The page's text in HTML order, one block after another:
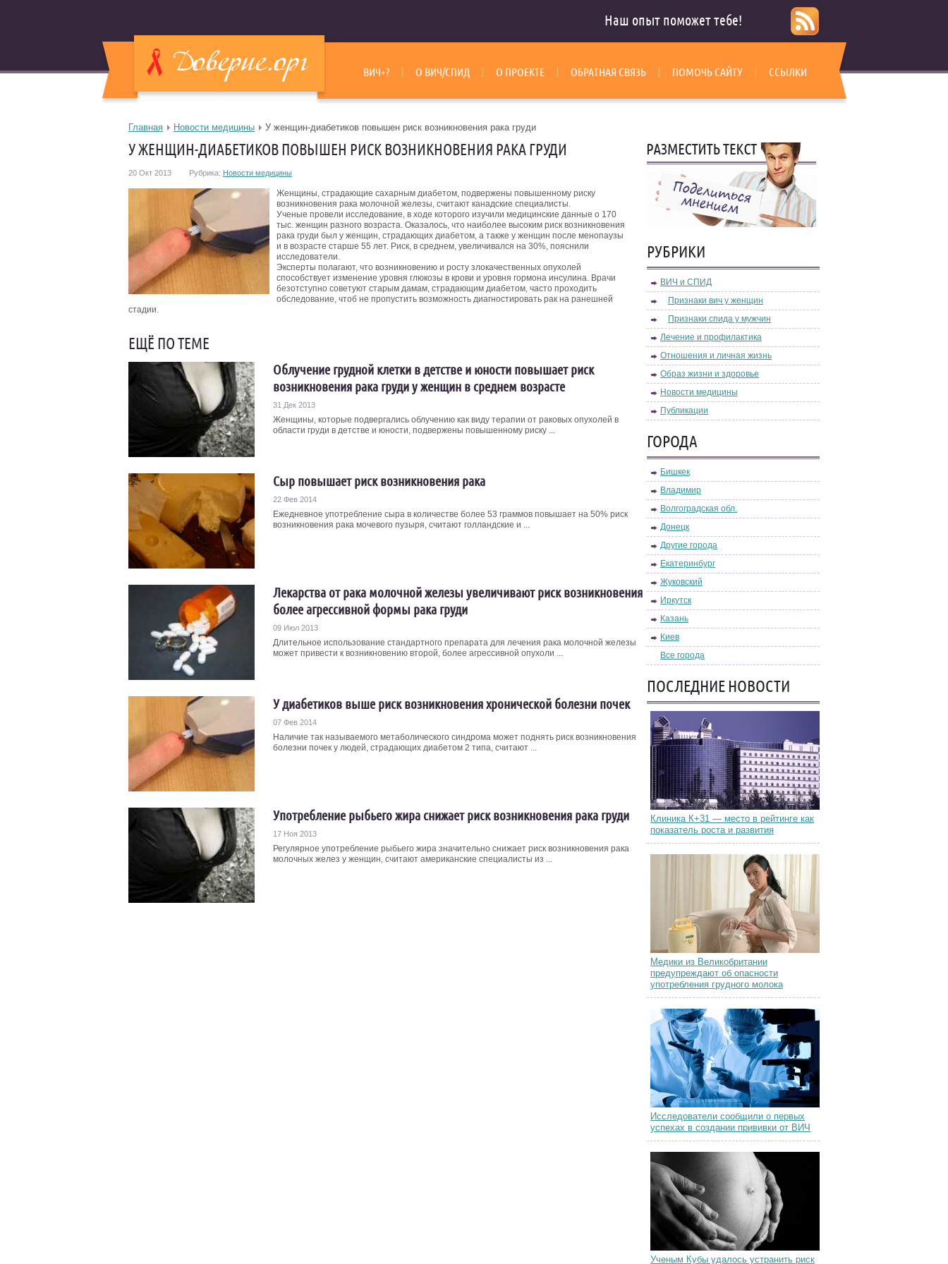
Наш опыт поможет тебе!
ВИЧ+? О ВИЧ/СПИД О ПРОЕКТЕ ОБРАТНАЯ СВЯЗЬ ПОМОЧЬ САЙТУ ССЫЛКИ
Главная Новости медицины У женщин-диабетиков повышен риск возникновения рака груди
У ЖЕНЩИН-ДИАБЕТИКОВ ПОВЫШЕН РИСК ВОЗНИКНОВЕНИЯ РАКА ГРУДИ
20 Окт 2013 Рубрика: Новости медицины
Женщины, страдающие сахарным диабетом, подвержены повышенному риску
возникновения рака молочной железы, считают канадские специалисты.
Ученые провели исследование, в ходе которого изучили медицинские данные о 170
тыс. женщин разного возраста. Оказалось, что наиболее высоким риск возникновения
рака груди был у женщин, страдающих диабетом, а также у женщин после менопаузы
и в возрасте старше 55 лет. Риск, в среднем, увеличивался на 30%, пояснили
исследователи.
Эксперты полагают, что возникновению и росту злокачественных опухолей
способствует изменение уровня глюкозы в крови и уровня гормона инсулина. Врачи
безотступно советуют старым дамам, страдающим диабетом, часто проходить
обследование, чтоб не пропустить возможность диагностировать рак на ранешней
стадии.
ЕЩЁ ПО ТЕМЕ
Облучение грудной клетки в детстве и юности повышает риск
возникновения рака груди у женщин в среднем возрасте
31 Дек 2013
Женщины, которые подвергались облучению как виду терапии от раковых опухолей в
области груди в детстве и юности, подвержены повышенному риску ...
Сыр повышает риск возникновения рака
22 Фев 2014
Ежедневное употребление сыра в количестве более 53 граммов повышает на 50% риск
возникновения рака мочевого пузыря, считают голландские и ...
Лекарства от рака молочной железы увеличивают риск возникновения
более агрессивной формы рака груди
09 Июл 2013
Длительное использование стандартного препарата для лечения рака молочной железы
может привести к возникновению второй, более агрессивной опухоли ...
У диабетиков выше риск возникновения хронической болезни почек
07 Фев 2014
Наличие так называемого метаболического синдрома может поднять риск возникновения
болезни почек у людей, страдающих диабетом 2 типа, считают ...
Употребление рыбьего жира снижает риск возникновения рака груди
17 Ноя 2013
Регулярное употребление рыбьего жира значительно снижает риск возникновения рака
молочных желез у женщин, считают американские специалисты из ...
РУБРИКИ
ВИЧ и СПИД
Признаки вич у женщин
Признаки спида у мужчин
Лечение и профилактика
Отношения и личная жизнь
Образ жизни и здоровье
Новости медицины
Публикации
ГОРОДА
Бишкек
Владимир
Волгоградская обл.
Донецк
Другие города
Екатеринбург
Жуковский
Иркутск
Казань
Киев
Все города
ПОСЛЕДНИЕ НОВОСТИ
Клиника К+31 — место в рейтинге как
показатель роста и развития
Медики из Великобритании
предупреждают об опасности
употребления грудного молока
Исследователи сообщили о первых
успехах в создании прививки от ВИЧ
Ученым Кубы удалось устранить риск